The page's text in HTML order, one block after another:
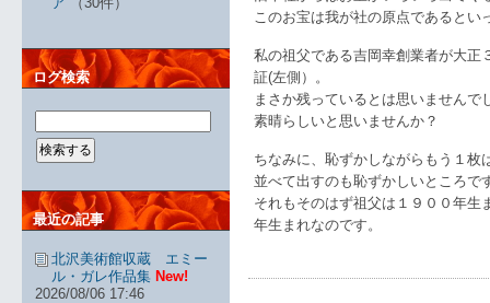
このお宝は我が社の原点であるとい
私の祖父である吉岡幸創業者が大正
証(左側）。
まさか残っているとは思いませんで
素晴らしいと思いませんか？
ちなみに、恥ずかしながらもう１枚
並べて出すのも恥ずかしいところで
それもそのはず祖父は１９００年生
年生まれなのです。
ログ検索
最近の記事
北沢美術館収蔵 エミー
ル・ガレ作品集 New!
2026/08/06 17:46